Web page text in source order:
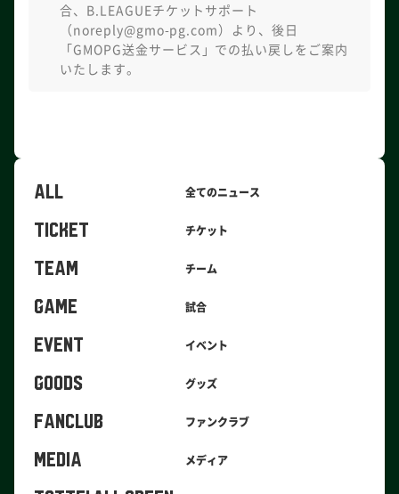
合、B.LEAGUEチケットサポート
（noreply@gmo-pg.com）より、後日
「GMOPG送金サービス」での払い戻しをご案内
いたします。
ALL 全てのニュース
TICKET チケット
TEAM チーム
GAME 試合
EVENT イベント
GOODS グッズ
FANCLUB ファンクラブ
MEDIA メディア